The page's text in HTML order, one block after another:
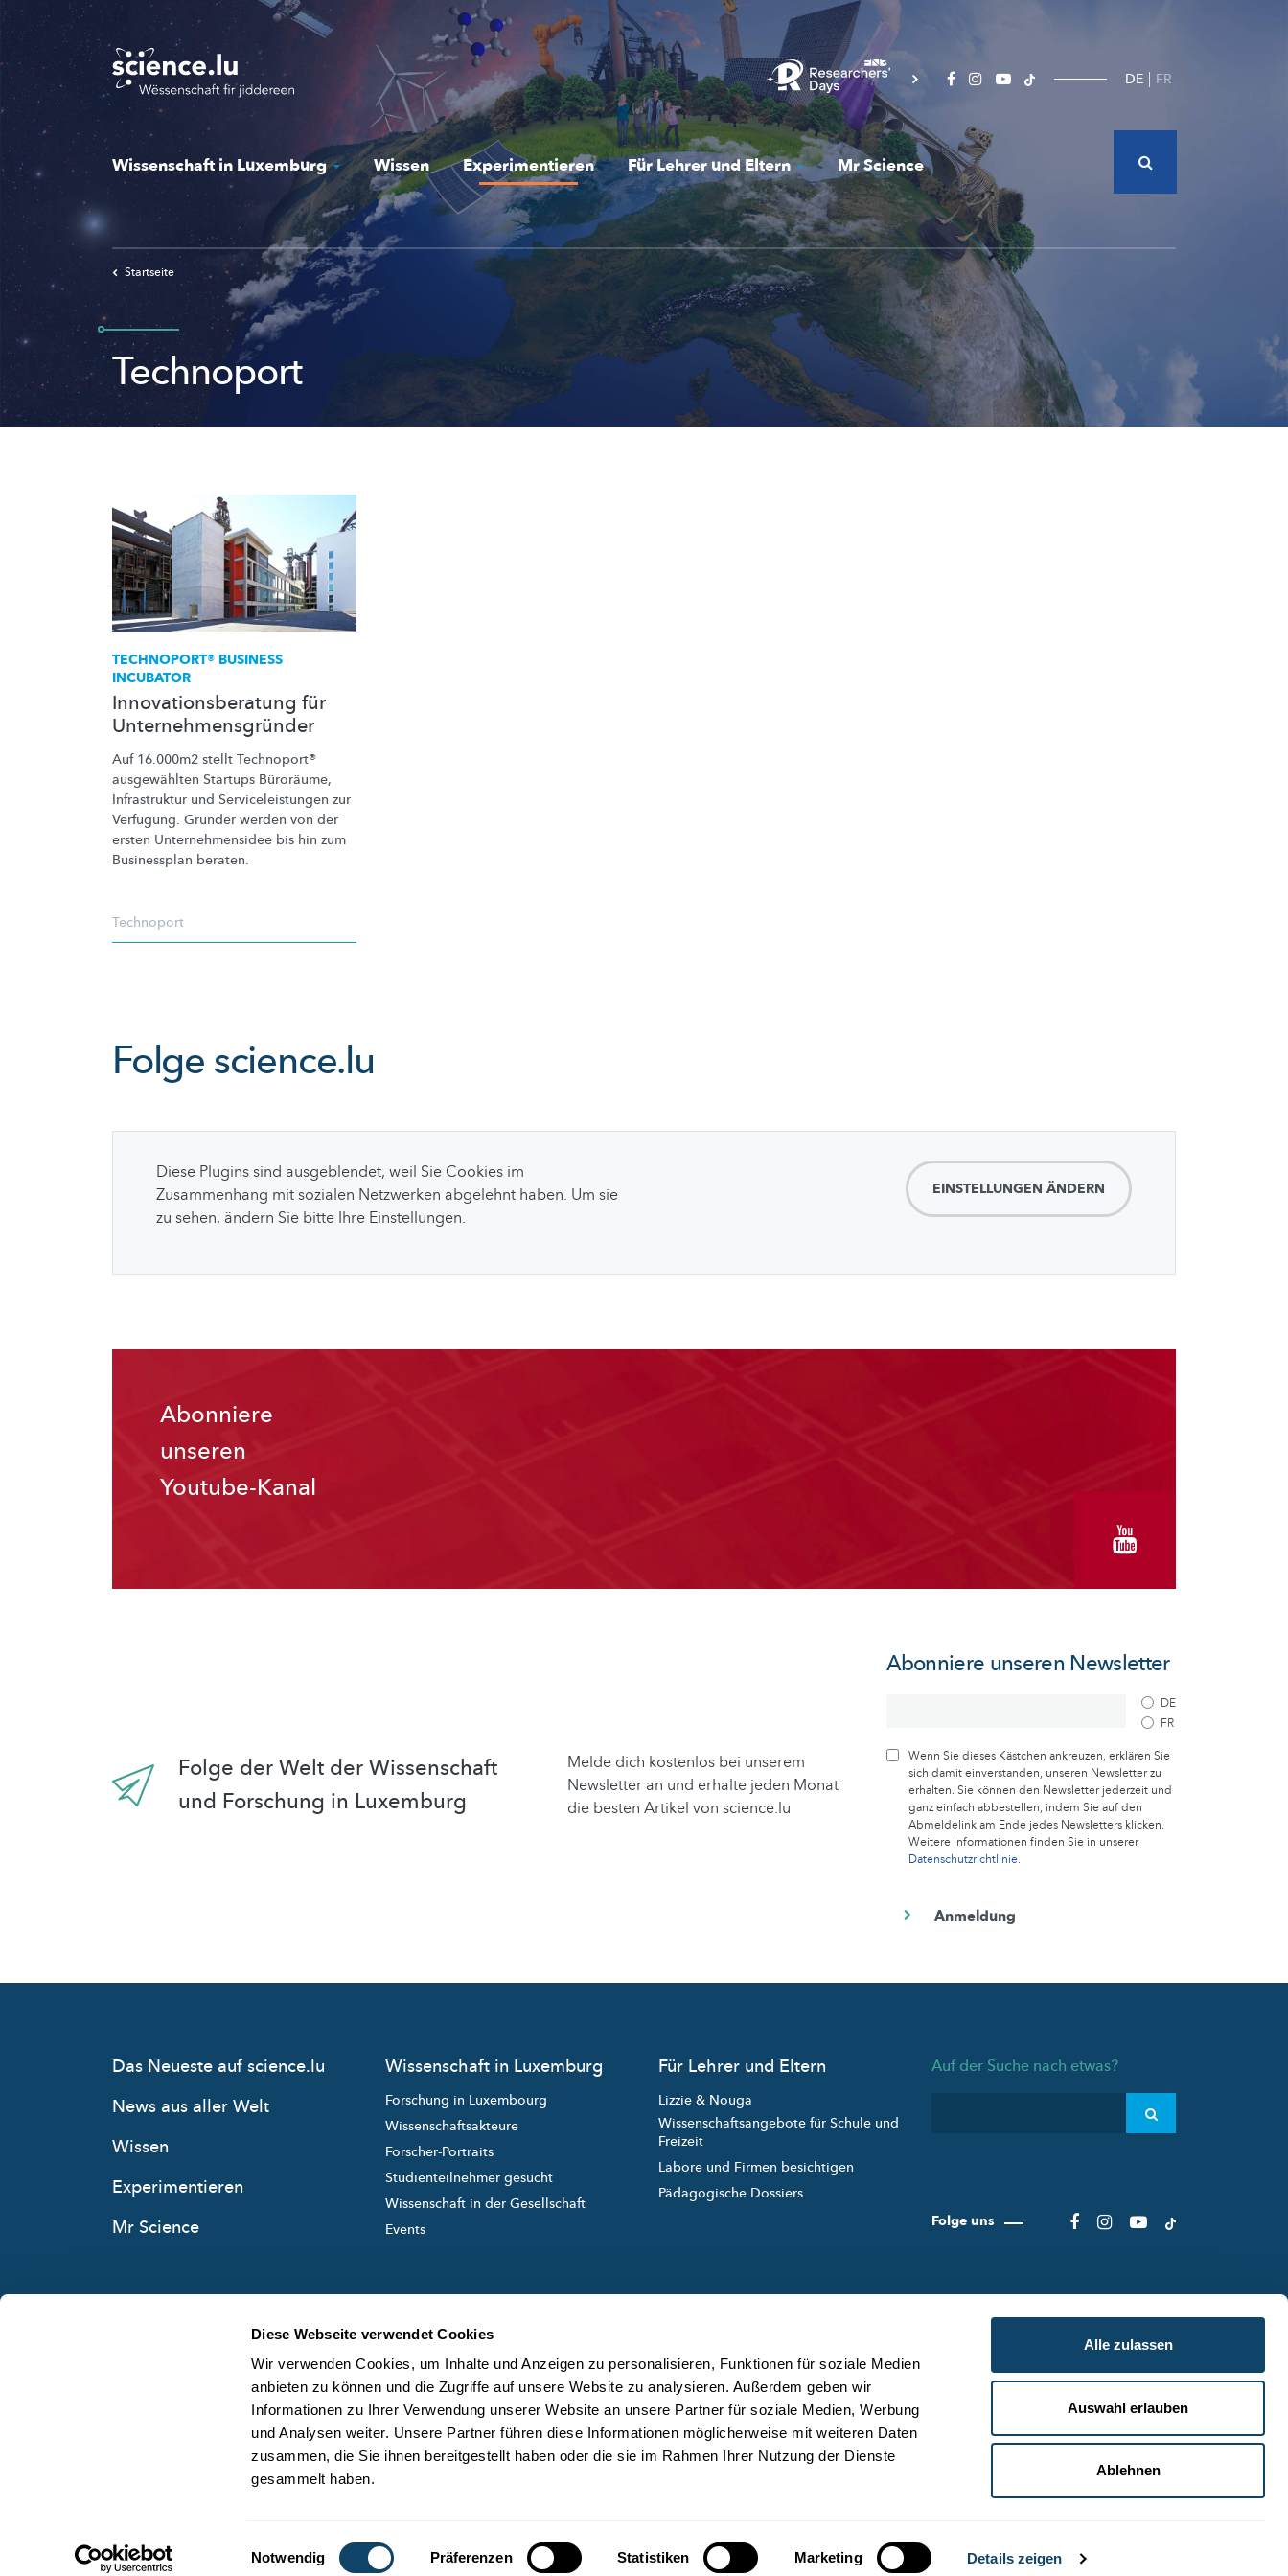
Diese Webseite verwendet Cookies
Wir verwenden Cookies, um Inhalte und Anzeigen zu personalisieren, Funktionen für soziale Medien
anbieten zu können und die Zugriffe auf unsere Website zu analysieren. Außerdem geben wir
Informationen zu Ihrer Verwendung unserer Website an unsere Partner für soziale Medien, Werbung
und Analysen weiter. Unsere Partner führen diese Informationen möglicherweise mit weiteren Daten
zusammen, die Sie ihnen bereitgestellt haben oder die sie im Rahmen Ihrer Nutzung der Dienste
gesammelt haben.
Einwilligungsauswahl
Notwendig Präferenzen Statistiken Marketing Details zeigen
Alle zulassen
Auswahl erlauben
Ablehnen
Skip
to
main
content
DE FR
Wissenschaft in Luxemburg Wissen Experimentieren Für Lehrer und Eltern Mr Science
Startseite
Technoport
TECHNOPORT® BUSINESS
INCUBATOR
Innovationsberatung für
Unternehmensgründer
Auf 16.000m2 stellt Technoport®
ausgewählten Startups Büroräume,
Infrastruktur und Serviceleistungen zur
Verfügung. Gründer werden von der
ersten Unternehmensidee bis hin zum
Businessplan beraten.
Technoport
Folge science.lu
Diese Plugins sind ausgeblendet, weil Sie Cookies im
Zusammenhang mit sozialen Netzwerken abgelehnt haben. Um sie
zu sehen, ändern Sie bitte Ihre Einstellungen.
EINSTELLUNGEN ÄNDERN
Abonniere
unseren
Youtube-Kanal
Folge der Welt der Wissenschaft
und Forschung in Luxemburg
Melde dich kostenlos bei unserem
Newsletter an und erhalte jeden Monat
die besten Artikel von science.lu
Abonniere unseren Newsletter
DE
FR
Wenn Sie dieses Kästchen ankreuzen, erklären Sie
sich damit einverstanden, unseren Newsletter zu
erhalten. Sie können den Newsletter jederzeit und
ganz einfach abbestellen, indem Sie auf den
Abmeldelink am Ende jedes Newsletters klicken.
Weitere Informationen finden Sie in unserer
Datenschutzrichtlinie.
Das Neueste auf science.lu
News aus aller Welt
Wissen
Experimentieren
Mr Science
Wissenschaft in Luxemburg
Forschung in Luxembourg
Wissenschaftsakteure
Forscher-Portraits
Studienteilnehmer gesucht
Wissenschaft in der Gesellschaft
Events
Für Lehrer und Eltern
Lizzie & Nouga
Wissenschaftsangebote für Schule und
Freizeit
Labore und Firmen besichtigen
Pädagogische Dossiers
Auf der Suche nach etwas?
Folge uns
created and managed by
ÜBER SCIENCE.LU
NUTZUNGSBEDINGUNGEN
DATENSCHUTZLINIEN
COOKIE RICHTLINIEN